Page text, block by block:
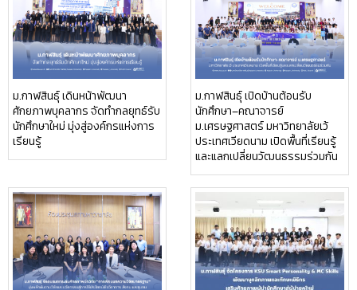
ม.กาฬสินธุ์ เดินหน้าพัฒนา
ศักยภาพบุคลากร จัดทำกลยุทธ์รับ
นักศึกษาใหม่ มุ่งสู่องค์กรแห่งการ
เรียนรู้
ม.กาฬสินธุ์ เปิดบ้านต้อนรับ
นักศึกษา–คณาจารย์
ม.เศรษฐศาสตร์ มหาวิทยาลัยเว้
ประเทศเวียดนาม เปิดพื้นที่เรียนรู้
และแลกเปลี่ยนวัฒนธรรมร่วมกัน